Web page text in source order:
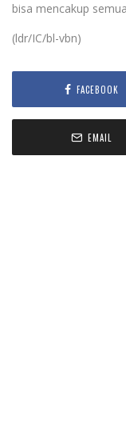
bisa mencakup
(ldr/IC/bl-vbn)
FACEBOOK
EMAIL